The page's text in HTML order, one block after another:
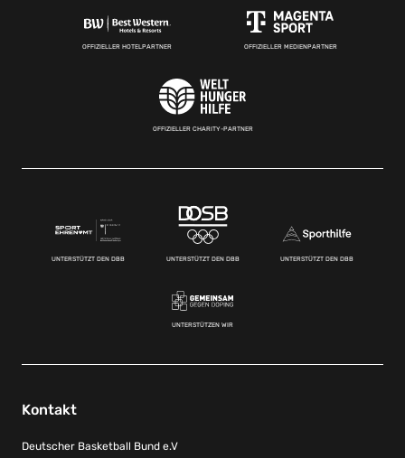
OFFIZIELLER HOTELPARTNER OFFIZIELLER MEDIENPARTNER
OFFIZIELLER CHARITY-PARTNER
UNTERSTÜTZT DEN DBB UNTERSTÜTZT DEN DBB UNTERSTÜTZT DEN DBB
UNTERSTÜTZEN WIR
Kontakt
Deutscher Basketball Bund e.V